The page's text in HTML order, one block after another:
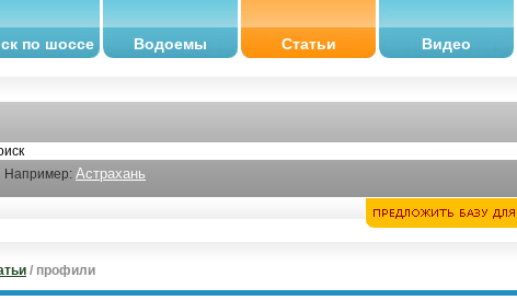
по шоссе Водоемы Статьи Видео
Астрахань
/ профили